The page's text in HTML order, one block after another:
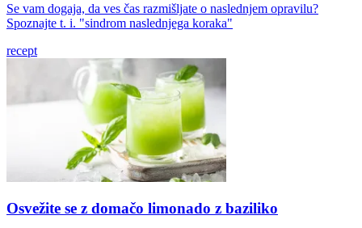
Se vam dogaja, da ves čas razmišljate o naslednjem opravilu?
Spoznajte t. i. "sindrom naslednjega koraka"
recept
Osvežite se z domačo limonado z baziliko